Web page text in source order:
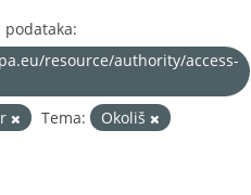
podataka:
resource/authority/access-
Tema:
Okoliš